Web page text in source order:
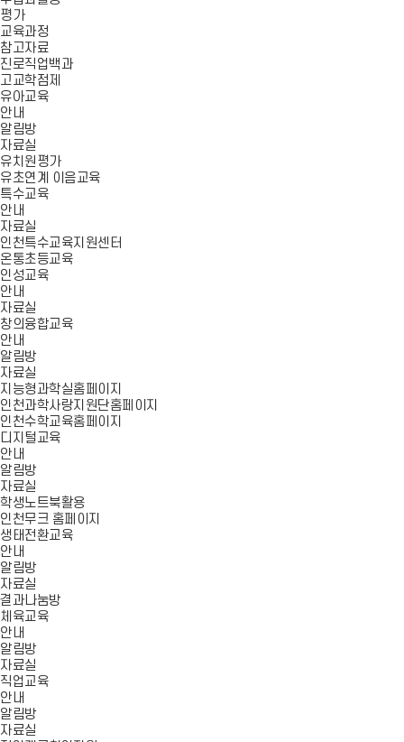
평가
교육과정
참고자료
진로직업백과
고교학점제
유아교육
안내
알림방
자료실
유치원평가
유초연계 이음교육
특수교육
안내
자료실
인천특수교육지원센터
온통초등교육
인성교육
안내
자료실
창의융합교육
안내
알림방
자료실
지능형과학실홈페이지
인천과학사랑지원단홈페이지
인천수학교육홈페이지
디지털교육
안내
알림방
자료실
학생노트북활용
인천무크 홈페이지
생태전환교육
안내
알림방
자료실
결과나눔방
체육교육
안내
알림방
자료실
직업교육
안내
알림방
자료실